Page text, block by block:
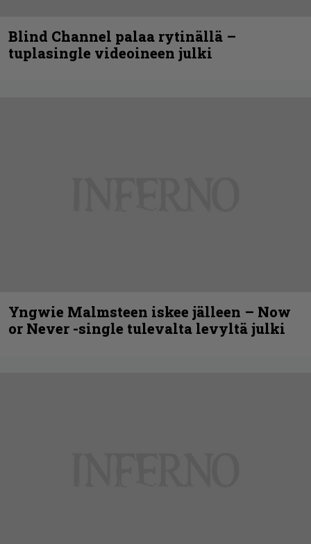
Blind Channel palaa rytinällä –
tuplasingle videoineen julki
Yngwie Malmsteen iskee jälleen – Now
or Never -single tulevalta levyltä julki